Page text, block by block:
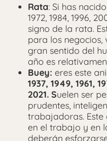
Rata: Si has nacido
1972, 1984, 1996,
signo de la rata.
para los
gran sentido del
año es
Buey: eres este
1937, 1949, 1961,
2021. Suelen ser
prudentes,
trabajadoras.
en el trabajo y en
deberán